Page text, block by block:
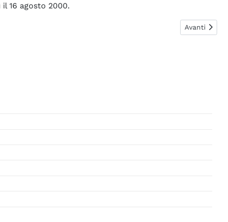
16 agosto 2000.
Articolo
Avanti